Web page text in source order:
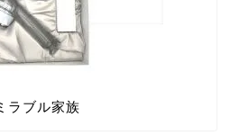
ラブル家族